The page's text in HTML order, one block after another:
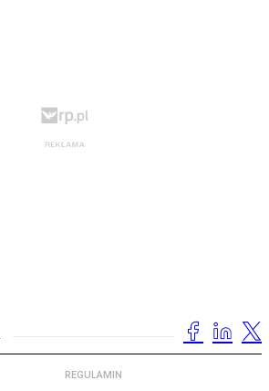
REGULAMIN